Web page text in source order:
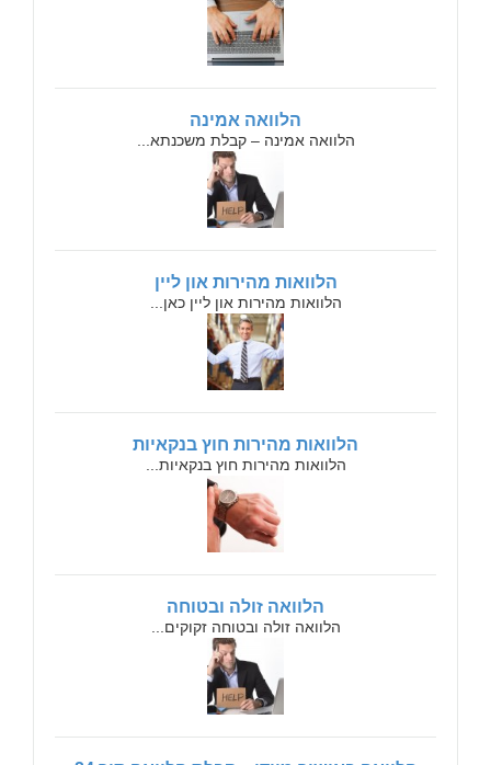
הלוואה אמינה
הלוואה אמינה – קבלת משכנתא...
הלוואות מהירות און ליין
הלוואות מהירות און ליין כאן...
הלוואות מהירות חוץ בנקאיות
הלוואות מהירות חוץ בנקאיות...
הלוואה זולה ובטוחה
הלוואה זולה ובטוחה זקוקים...